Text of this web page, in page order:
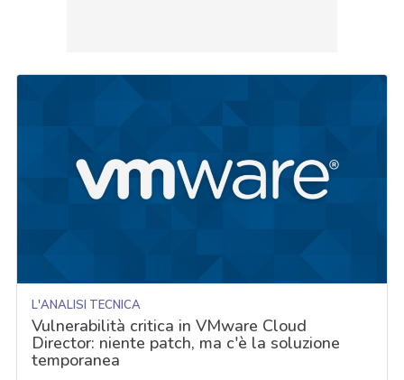
L'ANALISI TECNICA
Vulnerabilità critica in VMware Cloud
Director: niente patch, ma c'è la soluzione
temporanea